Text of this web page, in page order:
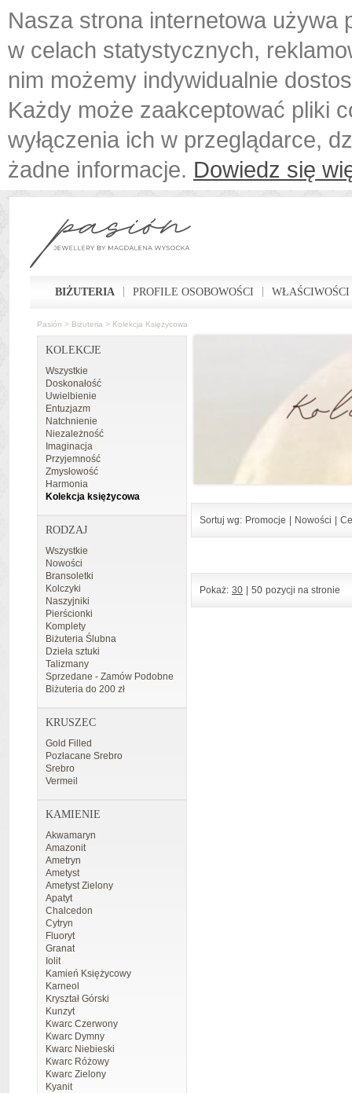
Nasza strona internetowa używa
w celach statystycznych,
nim możemy indywidualnie
Każdy może zaakceptować pliki
wyłączenia ich w przeglądarce,
żadne informacje. Dowiedz się
BIŻUTERIA PROFILE OSOBOWOŚCI
Pasión > Biżuteria > Kolekcja Księżycowa
KOLEKCJE
Wszystkie
Doskonałość
Uwielbienie
Entuzjazm
Natchnienie
Niezależność
Imaginacja
Przyjemność
Zmysłowość
Harmonia
Kolekcja księżycowa
RODZAJ
Wszystkie
Nowości
Bransoletki
Kolczyki
Naszyjniki
Pierścionki
Komplety
Biżuteria Ślubna
Dzieła sztuki
Talizmany
Sprzedane - Zamów Podobne
Biżuteria do 200 zł
KRUSZEC
Gold Filled
Pozłacane Srebro
Srebro
Vermeil
KAMIENIE
Akwamaryn
Amazonit
Ametryn
Ametyst
Ametyst Zielony
Apatyt
Chalcedon
Cytryn
Fluoryt
Granat
Iolit
Kamień Księżycowy
Karneol
Kryształ Górski
Kunzyt
Kwarc Czerwony
Kwarc Dymny
Kwarc Niebieski
Kwarc Różowy
Kwarc Zielony
Kyanit
Sortuj wg: Promocje Nowości
Pokaż: 30 50 pozycji na stronie